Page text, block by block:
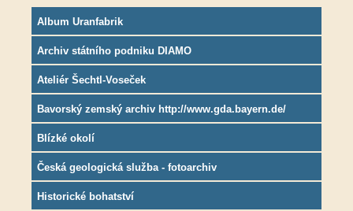
Album Uranfabrik
Archiv státního podniku DIAMO
Ateliér Šechtl-Voseček
Bavorský zemský archiv http://www.gda.bayern.de/
Blízké okolí
Česká geologická služba - fotoarchiv
Historické bohatství